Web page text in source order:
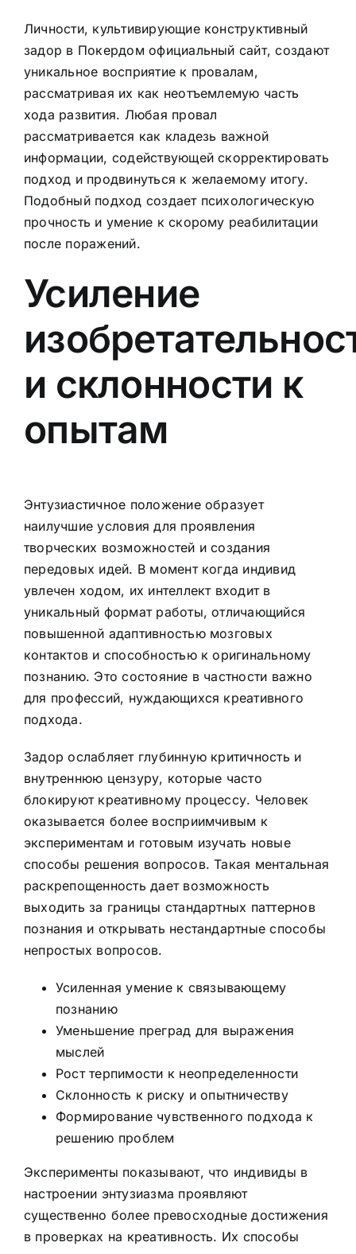
Личности, культивирующие конструктивный
задор в Покердом официальный сайт, создают
уникальное восприятие к провалам,
рассматривая их как неотъемлемую часть
хода развития. Любая провал
рассматривается как кладезь важной
информации, содействующей скорректировать
подход и продвинуться к желаемому итогу.
Подобный подход создает психологическую
прочность и умение к скорому реабилитации
после поражений.
Усиление
и склонности к
опытам
Энтузиастичное положение образует
наилучшие условия для проявления
творческих возможностей и создания
передовых идей. В момент когда индивид
увлечен ходом, их интеллект входит в
уникальный формат работы, отличающийся
повышенной адаптивностью мозговых
контактов и способностью к оригинальному
познанию. Это состояние в частности важно
для профессий, нуждающихся креативного
подхода.
Задор ослабляет глубинную критичность и
внутреннюю цензуру, которые часто
блокируют креативному процессу. Человек
оказывается более восприимчивым к
экспериментам и готовым изучать новые
способы решения вопросов. Такая ментальная
раскрепощенность дает возможность
выходить за границы стандартных паттернов
познания и открывать нестандартные способы
непростых вопросов.
Усиленная умение к связывающему
познанию
Уменьшение преград для выражения
мыслей
Рост терпимости к неопределенности
Склонность к риску и опытничеству
Формирование чувственного подхода к
решению проблем
Эксперименты показывают, что индивиды в
настроении энтузиазма проявляют
существенно более превосходные достижения
в проверках на креативность. Их способы